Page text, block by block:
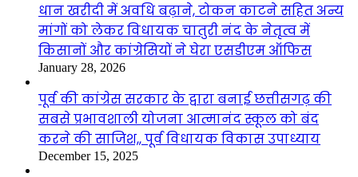
धान खरीदी में अवधि बढ़ाने, टोकन काटने सहित अन्य
मांगों को लेकर विधायक चातुरी नंद के नेतृत्व में
किसानों और कांग्रेसियों ने घेरा एसडीएम ऑफिस
January 28, 2026
पूर्व की कांग्रेस सरकार के द्वारा बनाई छत्तीसगढ़ की
सबसे प्रभावशाली योजना आत्मानंद स्कूल को बंद
करने की साजिश,, पूर्व विधायक विकास उपाध्याय
December 15, 2025